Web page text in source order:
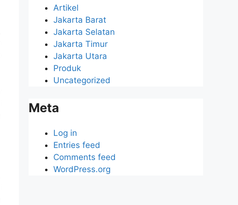
Artikel
Jakarta Barat
Jakarta Selatan
Jakarta Timur
Jakarta Utara
Produk
Uncategorized
Meta
Log in
Entries feed
Comments feed
WordPress.org